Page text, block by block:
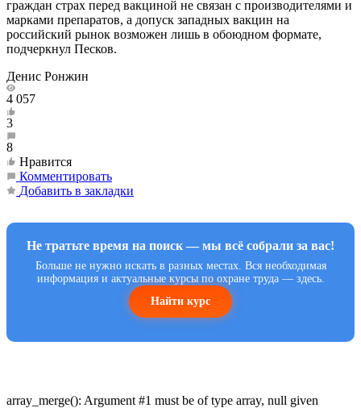
граждан страх перед вакциной не связан с производителями и
марками препаратов, а допуск западных вакцин на
российский рынок возможен лишь в обоюдном формате,
подчеркнул Песков.
Денис Ронжин
4 057
3
8
Нравится
Комментировать
Добавить в закладки
Не тратьте время на поиск — мы всё собрали за вас!
Больше не нужно искать в разных местах. Вся необходимая
информация и актуальные курсы по охране труда — здесь.
Найти курс
array_merge(): Argument #1 must be of type array, null given